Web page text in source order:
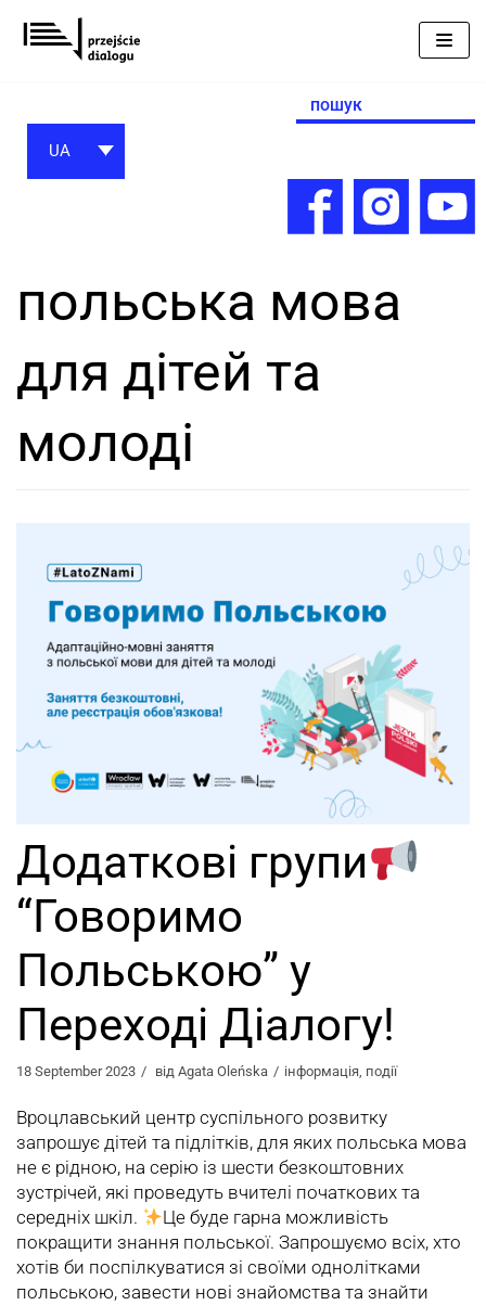
Перейти
до
Search
for:
UA
польська мова
для дітей та
молоді
Додаткові групи
“Говоримо
Польською” у
Переході Діалогу!
18 September 2023 від Agata Oleńska інформація, події
Вроцлавський центр суспільного розвитку
запрошує дітей та підлітків, для яких польська мова
не є рідною, на серію із шести безкоштовних
зустрічей, які проведуть вчителі початкових та
середніх шкіл.
Це буде гарна можливість
покращити знання польської. Запрошуємо всіх, хто
хотів би поспілкуватися зі своїми однолітками
польською, завести нові знайомства та знайти